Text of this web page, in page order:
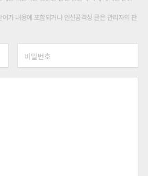
가 내용에 포함되거나 인신공격성 글은 관리자의 판